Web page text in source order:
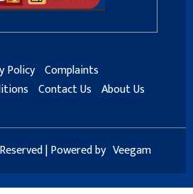
Policy Complaints
Contact Us About Us
| Powered by Veegam